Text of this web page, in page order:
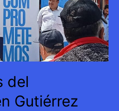
del
Gutiérrez